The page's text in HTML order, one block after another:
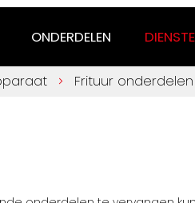
ONDERDELEN
Frituur onderdelen